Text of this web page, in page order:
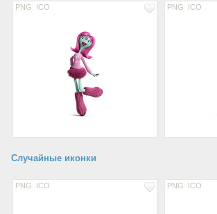
PNG ICO PNG ICO
Случайные иконки
PNG ICO PNG ICO